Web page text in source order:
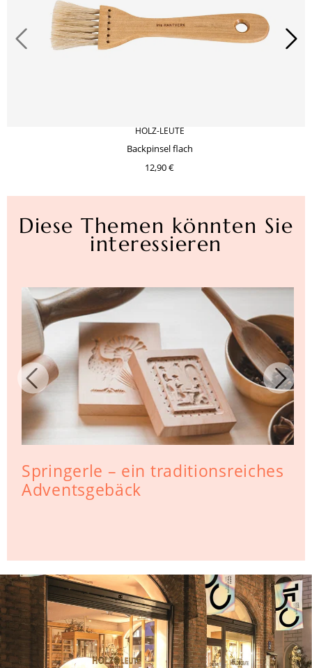
HOLZ-LEUTE
Backpinsel flach
12,90 €
Diese Themen könnten Sie
interessieren
Springerle – ein traditionsreiches
Adventsgebäck